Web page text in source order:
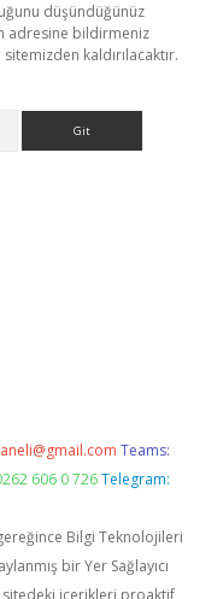
düşündüğünüz
adresine bildirmeniz
kaldırılacaktır.
Teams:
606 0 726 Telegram:
Bilgi Teknolojileri
bir Yer Sağlayıcı
içerikleri proaktif